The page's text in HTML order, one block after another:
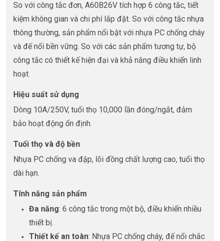
So với công tắc đơn, A60B26V tích hợp 6 công tắc, tiết
kiệm không gian và chi phí lắp đặt. So với công tắc nhựa
thông thường, sản phẩm nổi bật với nhựa PC chống cháy
và đế nổi bền vững. So với các sản phẩm tương tự, bộ
công tắc có thiết kế hiện đại và khả năng điều khiển linh
hoạt.
Hiệu suất sử dụng
Dòng 10A/250V, tuổi thọ 10,000 lần đóng/ngắt, đảm
bảo hoạt động ổn định.
Tuổi thọ và độ bền
Nhựa PC chống va đập, lõi đồng chất lượng cao, tuổi thọ
dài hạn.
Tính năng sản phẩm
Đa năng: 6 công tắc trong một bộ, điều khiển nhiều
thiết bị.
Thiết kế an toàn: Nhựa PC chống cháy, đế nổi chắc